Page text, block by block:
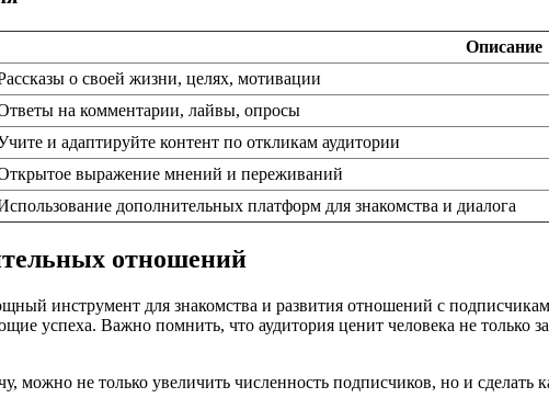
Описание
о своей жизни, целях, мотивации
на комментарии, лайвы, опросы
и адаптируйте контент по откликам аудитории
выражение мнений и переживаний
дополнительных платформ для знакомства и диалога
отношений
инструмент для знакомства и развития отношений с
успеха. Важно помнить, что аудитория ценит человека не только
можно не только увеличить численность подписчиков, но и